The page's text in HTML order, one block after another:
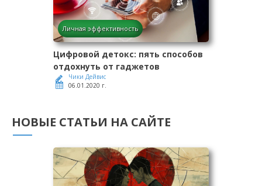
Личная эффективность
Цифровой детокс: пять способов
отдохнуть от гаджетов
Чики Дейвис
06.01.2020 г.
НОВЫЕ СТАТЬИ НА САЙТЕ